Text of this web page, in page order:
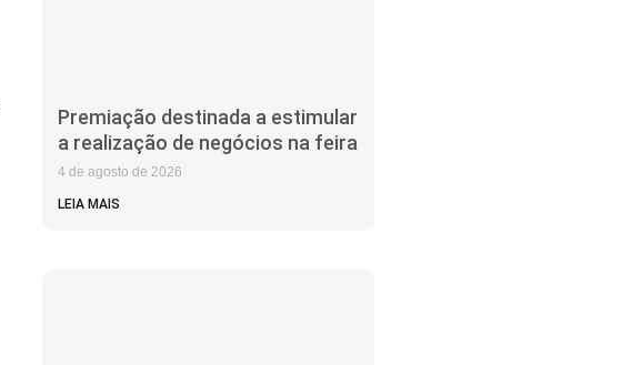
Premiação destinada a estimular
a realização de negócios na feira
4 de agosto de 2026
LEIA MAIS